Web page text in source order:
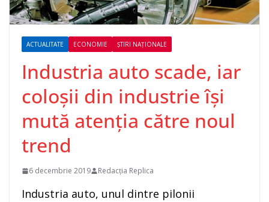
ACTUALITATE ECONOMIE ȘTIRI NAȚIONALE
Industria auto scade, iar
coloşii din industrie îşi
mută atenţia către noul
trend
6 decembrie 2019 Redacția Replica
Industria auto, unul dintre pilonii